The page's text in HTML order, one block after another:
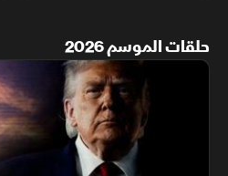
حلقات الموسم 2026